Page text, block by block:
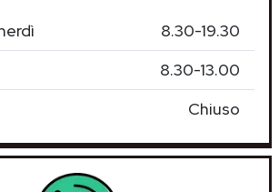
8.30-19.30
8.30-13.00
Chiuso